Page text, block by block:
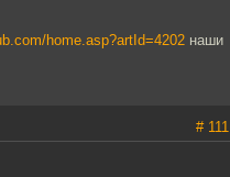
home.asp?artId=4202 наши
# 111